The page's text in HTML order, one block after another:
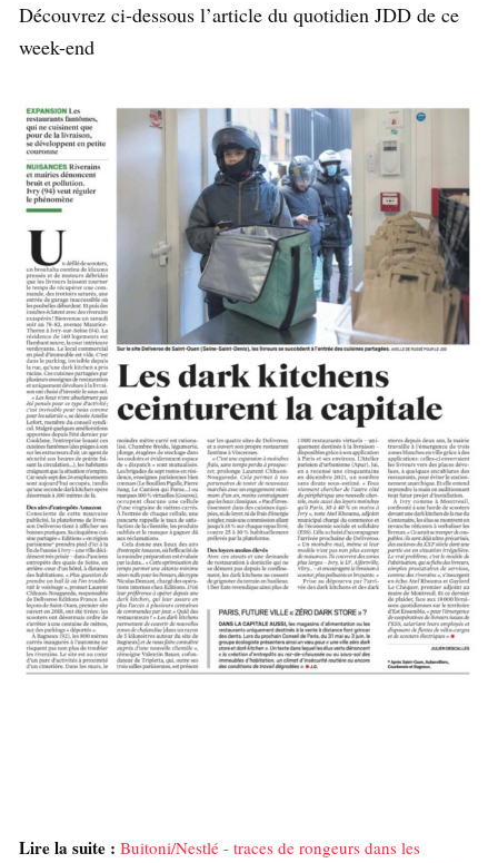
Découvrez ci-dessous l’article du quotidien JDD de ce
week-end
Lire la suite : Buitoni/Nestlé - traces de rongeurs dans les